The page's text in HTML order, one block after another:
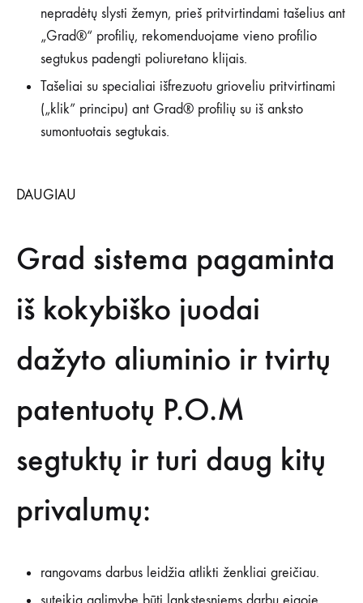
nepradėtų slysti žemyn, prieš pritvirtindami tašelius ant
„Grad®“ profilių, rekomenduojame vieno profilio
segtukus padengti poliuretano klijais.
Tašeliai su specialiai išfrezuotu grioveliu pritvirtinami
(„klik” principu) ant Grad® profilių su iš anksto
sumontuotais segtukais.
DAUGIAU
Grad sistema pagaminta
iš kokybiško juodai
dažyto aliuminio ir tvirtų
patentuotų P.O.M
segtuktų ir turi daug kitų
privalumų:
rangovams darbus leidžia atlikti ženkliai greičiau.